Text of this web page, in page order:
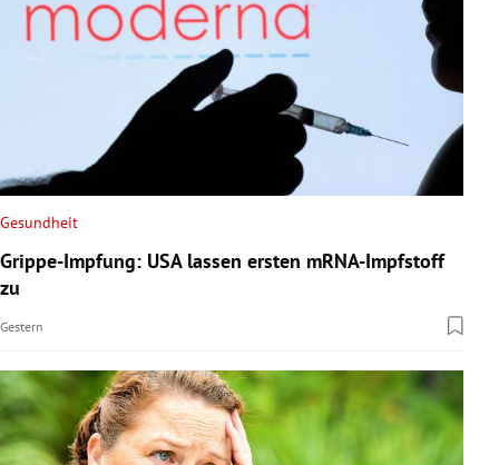
Gesundheit
Grippe-Impfung: USA lassen ersten mRNA-Impfstoff
zu
Gestern